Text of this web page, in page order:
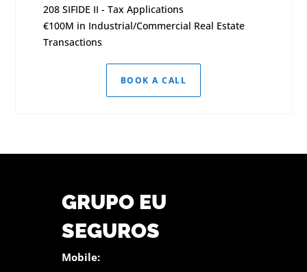
208 SIFIDE II - Tax Applications
€100M in Industrial/Commercial Real Estate
Transactions
BOOK A CALL
GRUPO EU
SEGUROS
Mobile: